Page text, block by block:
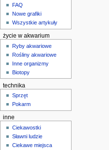
FAQ
Nowe grafiki
Wszystkie artykuły
życie w akwarium
Ryby akwariowe
Rośliny akwariowe
Inne organizmy
Biotopy
technika
Sprzęt
Pokarm
inne
Ciekawostki
Sławni ludzie
Ciekawe miejsca